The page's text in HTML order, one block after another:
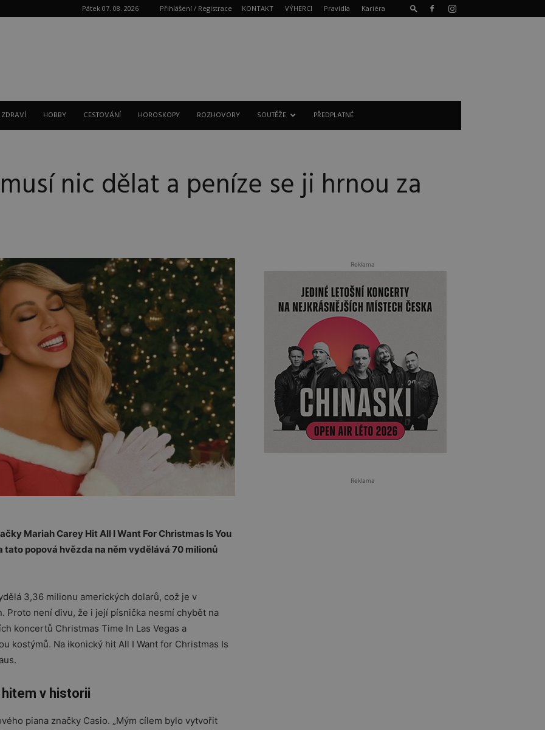
Pátek 07. 08. 2026 Přihlášení / Registrace KONTAKT VÝHERCI Pravidla Kariéra
HOBBY CESTOVÁNÍ HOROSKOPY ROZHOVORY SOUTĚŽE PŘEDPLATNÉ
nic dělat a peníze se ji hrnou za
Mariah Carey Hit All I Want For Christmas Is You
popová hvězda na něm vydělává 70 milionů
3,36 milionu amerických dolarů, což je v
Proto není divu, že i její písnička nesmí chybět na
koncertů Christmas Time In Las Vegas a
kostýmů. Na ikonický hit All I Want for Christmas Is
v historii
piana značky Casio. „Mým cílem bylo vytvořit
Reklama
Reklama